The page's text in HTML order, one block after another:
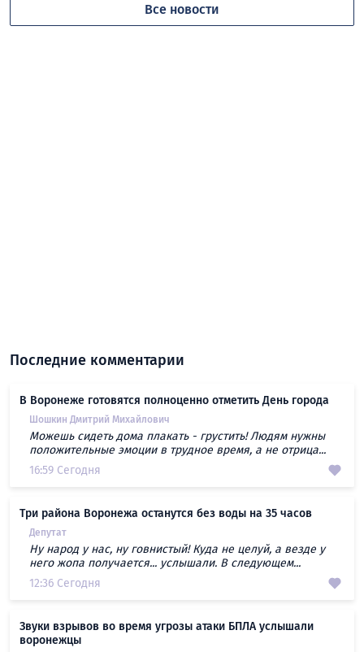
Все новости
Последние комментарии
В Воронеже готовятся полноценно отметить День города
Шошкин Дмитрий Михайлович
Можешь сидеть дома плакать - грустить! Людям нужны
положительные эмоции в трудное время, а не отрица...
16:59 Сегодня
Три района Воронежа останутся без воды на 35 часов
Депутат
Ну народ у нас, ну говнистый! Куда не целуй, а везде у
него жопа получается... услышали. В следующем...
12:36 Сегодня
Звуки взрывов во время угрозы атаки БПЛА услышали
воронежцы